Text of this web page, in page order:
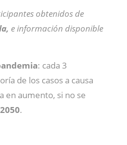
obtenidos de
e información disponible
: cada 3
de los casos a causa
en aumento, si no se
.